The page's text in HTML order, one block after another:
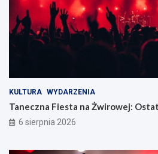
KULTURA WYDARZENIA
Taneczna Fiesta na Żwirowej:
6 sierpnia 2026